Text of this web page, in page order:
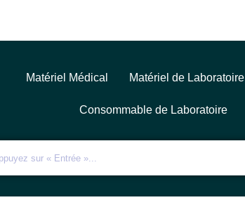
Matériel Médical Matériel de Laboratoire
Consommable de Laboratoire